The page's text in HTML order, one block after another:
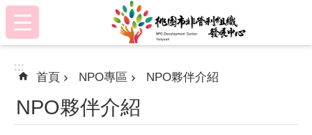
跳到主要內容區塊
:::
:::
首頁 NPO專區 NPO夥伴介紹
NPO夥伴介紹